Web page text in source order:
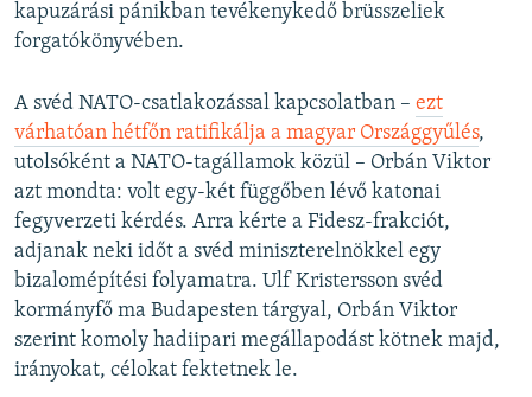
kapuzárási pánikban tevékenykedő brüsszeliek
forgatókönyvében.
A svéd NATO-csatlakozással kapcsolatban – ezt
várhatóan hétfőn ratifikálja a magyar Országgyűlés,
utolsóként a NATO-tagállamok közül – Orbán Viktor
azt mondta: volt egy-két függőben lévő katonai
fegyverzeti kérdés. Arra kérte a Fidesz-frakciót,
adjanak neki időt a svéd miniszterelnökkel egy
bizalomépítési folyamatra. Ulf Kristersson svéd
kormányfő ma Budapesten tárgyal, Orbán Viktor
szerint komoly hadiipari megállapodást kötnek majd,
irányokat, célokat fektetnek le.